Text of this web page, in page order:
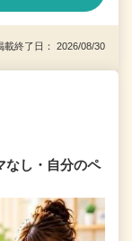
終了日： 2026/08/30
なし・自分のペ